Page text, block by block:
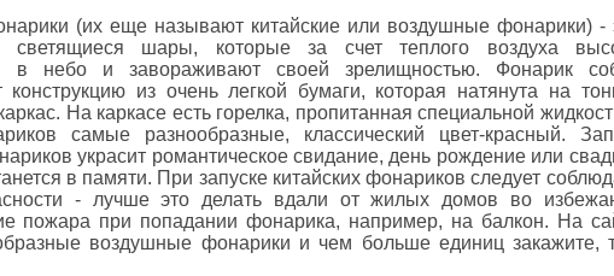
(их еще называют китайские или воздушные фонарики) -
шары, которые за счет теплого воздуха
в небо и завораживают своей зрелищностью. Фонарик
конструкцию из очень легкой бумаги, которая натянута на
На каркасе есть горелка, пропитанная специальной
самые разнообразные, классический цвет-красный.
украсит романтическое свидание, день рождение или
в памяти. При запуске китайских фонариков следует
- лучше это делать вдали от жилых домов во
пожара при попадании фонарика, например, на балкон. На
воздушные фонарики и чем больше единиц закажите,